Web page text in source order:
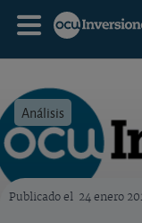
Análisis
Publicado el 24 enero